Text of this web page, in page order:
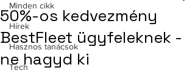
Minden cikk
Hírek
Hasznos tanácsok
Tech
50%-os kedvezmény
BestFleet ügyfeleknek -
ne hagyd ki